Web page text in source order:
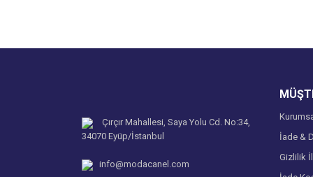
Çırçır Mahallesi, Saya Yolu Cd. No:34,
34070 Eyüp/İstanbul
info@modacanel.com
İade &
Gizlilik